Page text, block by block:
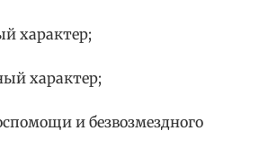
характер;
характер;
и безвозмездного